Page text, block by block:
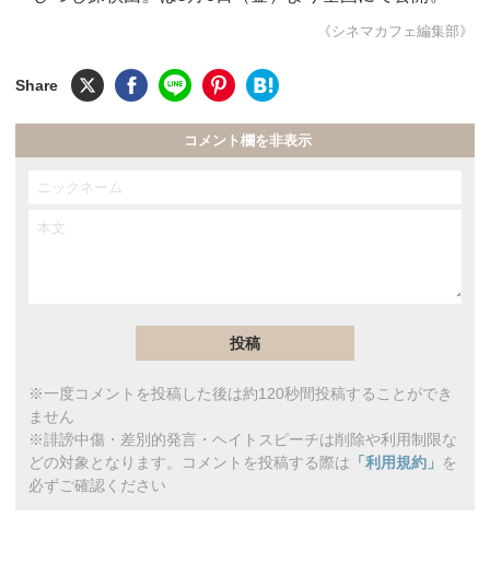
《シネマカフェ編集部》
コメント欄を非表示
※一度コメントを投稿した後は約120秒間投稿することができ
ません
※誹謗中傷・差別的発言・ヘイトスピーチは削除や利用制限な
どの対象となります。コメントを投稿する際は 「利用規約」 を
必ずご確認ください